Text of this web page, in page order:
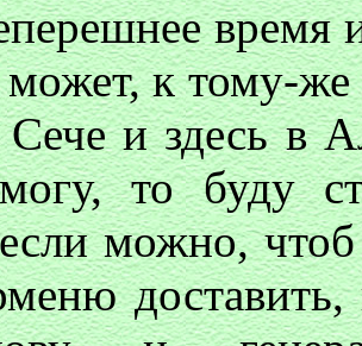
время
может, к тому-
и здесь в
то буду
можно, чтоб
доставить,